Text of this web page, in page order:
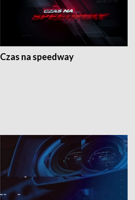
Czas na speedway